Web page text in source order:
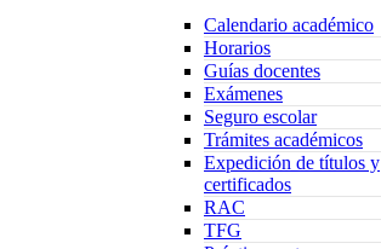
Calendario académico
Horarios
Guías docentes
Exámenes
Seguro escolar
Trámites académicos
Expedición de títulos y
certificados
RAC
TFG